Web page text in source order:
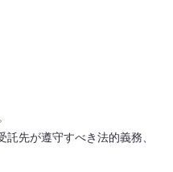
先が遵守すべき法的義務、